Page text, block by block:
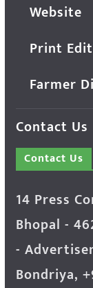
Website
Print
Farmer
Contact Us
Contact Us
14 Press
Bhopal -
-
Bondriya,